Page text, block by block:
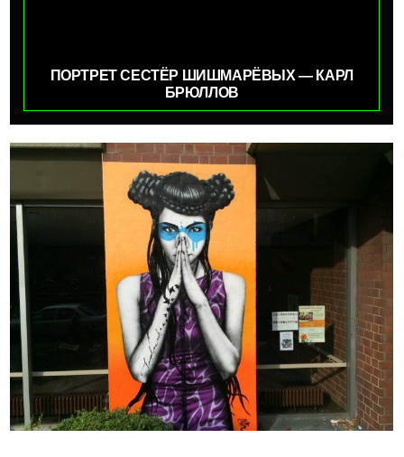
ПОРТРЕТ СЕСТЁР ШИШМАРЁВЫХ — КАРЛ
БРЮЛЛОВ